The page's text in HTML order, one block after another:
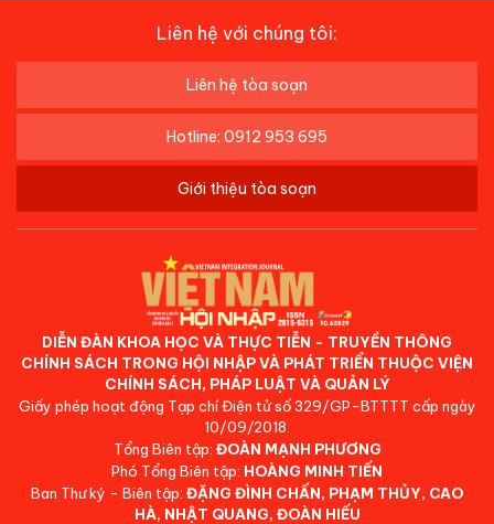
Liên hệ với chúng tôi:
Liên hệ tòa soạn
Hotline: 0912 953 695
Giới thiệu tòa soạn
DIỄN ĐÀN KHOA HỌC VÀ THỰC TIỄN - TRUYỀN THÔNG
CHÍNH SÁCH TRONG HỘI NHẬP VÀ PHÁT TRIỂN THUỘC VIỆN
CHÍNH SÁCH, PHÁP LUẬT VÀ QUẢN LÝ
Giấy phép hoạt động Tạp chí Điện tử số 329/GP-BTTTT cấp ngày
10/09/2018.
Tổng Biên tập: ĐOÀN MẠNH PHƯƠNG
Phó Tổng Biên tập: HOÀNG MINH TIẾN
Ban Thư ký - Biên tập: ĐẶNG ĐÌNH CHẤN, PHẠM THỦY, CAO
HÀ, NHẬT QUANG, ĐOÀN HIẾU